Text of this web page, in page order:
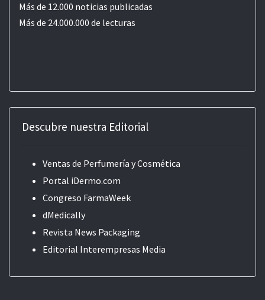
Más de 12.000 noticias publicadas
Más de 24.000.000 de lecturas
Descubre nuestra Editorial
Ventas de Perfumería y Cosmética
Portal iDermo.com
Congreso FarmaWeek
dMedically
Revista News Packaging
Editorial Interempresas Media